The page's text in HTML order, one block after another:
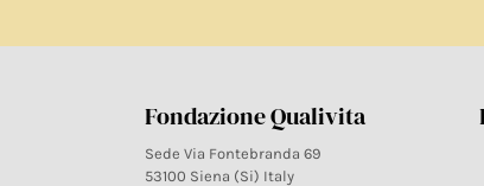
Fondazione Qualivita
Sede Via Fontebranda 69
53100 Siena (Si) Italy